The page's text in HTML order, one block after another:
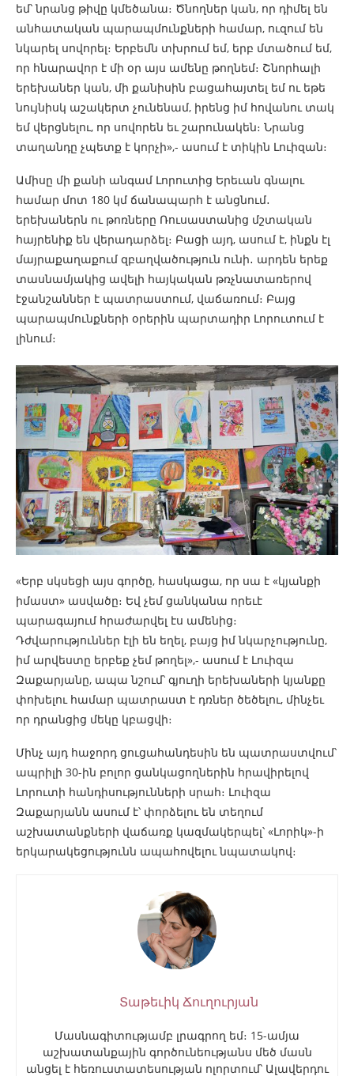
եմ՝ նրանց թիվը կմեծանա։ Ծնողներ կան, որ դիմել են
անհատական պարապմունքների համար, ուզում են
նկարել սովորել։ Երբեմն տխրում եմ, երբ մտածում եմ,
որ հնարավոր է մի օր այս ամենը թողնեմ։ Շնորհալի
երեխաներ կան, մի քանիսին բացահայտել եմ ու եթե
նույնիսկ աշակերտ չունենամ, իրենց իմ հովանու տակ
եմ վերցնելու, որ սովորեն եւ շարունակեն։ Նրանց
տաղանդը չպետք է կորչի»,- ասում է տիկին Լուիզան։
Ամիսը մի քանի անգամ Լորուտից Երեւան գնալու
համար մոտ 180 կմ ճանապարհ է անցնում․
երեխաներն ու թոռները Ռուսաստանից մշտական
հայրենիք են վերադարձել։ Բացի այդ, ասում է, ինքն էլ
մայրաքաղաքում զբաղվածություն ունի․ արդեն երեք
տասնամյակից ավելի հայկական թռչնատառերով
էջանշաններ է պատրաստում, վաճառում։ Բայց
պարապմունքների օրերին պարտադիր Լորուտում է
լինում։
«Երբ սկսեցի այս գործը, հասկացա, որ սա է «կյանքի
իմաստ» ասվածը։ Եվ չեմ ցանկանա որեւէ
պարագայում հրաժարվել էս ամենից։
Դժվարություններ էլի են եղել, բայց իմ նկարչությունը,
իմ արվեստը երբեք չեմ թողել»,- ասում է Լուիզա
Զաքարյանը, ապա նշում՝ գյուղի երեխաների կյանքը
փոխելու համար պատրաստ է դռներ ծեծելու, մինչեւ
որ դրանցից մեկը կբացվի։
Մինչ այդ հաջորդ ցուցահանդեսին են պատրաստվում՝
ապրիլի 30-ին բոլոր ցանկացողներին հրավիրելով
Լորուտի հանդիսությունների սրահ։ Լուիզա
Զաքարյանն ասում է՝ փորձելու են տեղում
աշխատանքների վաճառք կազմակերպել՝ «Լորիկ»-ի
երկարակեցությունն ապահովելու նպատակով։
Տաթեւիկ Ճուղուրյան
Մասնագիտությամբ լրագրող եմ։ 15-ամյա
աշխատանքային գործունեությանս մեծ մասն
անցել է հեռուստատեսության ոլորտում՝ Ալավերդու